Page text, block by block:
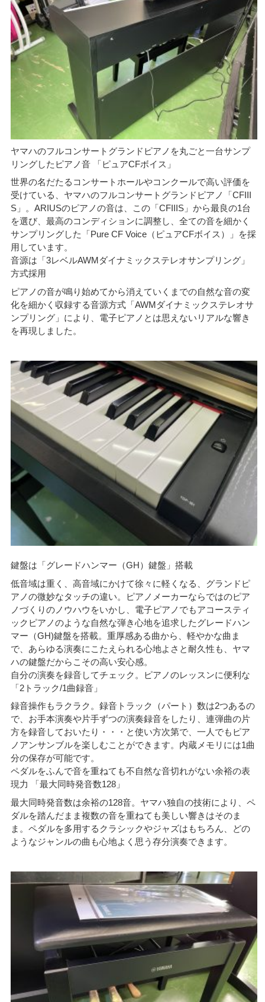
ヤマハのフルコンサートグランドピアノを丸ごと一台サンプ
リングしたピアノ音 「ピュアCFボイス」
世界の名だたるコンサートホールやコンクールで高い評価を
受けている、ヤマハのフルコンサートグランドピアノ「CFIII
S」。ARIUSのピアノの音は、この「CFIIIS」から最良の1台
を選び、最高のコンディションに調整し、全ての音を細かく
サンプリングした「Pure CF Voice（ピュアCFボイス）」を採
用しています。
音源は「3レベルAWMダイナミックステレオサンプリング」
方式採用
ピアノの音が鳴り始めてから消えていくまでの自然な音の変
化を細かく収録する音源方式「AWMダイナミックステレオサ
ンプリング」により、電子ピアノとは思えないリアルな響き
を再現しました。
鍵盤は「グレードハンマー（GH）鍵盤」搭載
低音域は重く、高音域にかけて徐々に軽くなる、グランドピ
アノの微妙なタッチの違い。ピアノメーカーならではのピア
ノづくりのノウハウをいかし、電子ピアノでもアコースティ
ックピアノのような自然な弾き心地を追求したグレードハン
マー（GH)鍵盤を搭載。重厚感ある曲から、軽やかな曲ま
で、あらゆる演奏にこたえられる心地よさと耐久性も、ヤマ
ハの鍵盤だからこその高い安心感。
自分の演奏を録音してチェック。ピアノのレッスンに便利な
「2トラック/1曲録音」
録音操作もラクラク。録音トラック（パート）数は2つあるの
で、お手本演奏や片手ずつの演奏録音をしたり、連弾曲の片
方を録音しておいたり・・・と使い方次第で、一人でもピア
ノアンサンブルを楽しむことができます。内蔵メモリには1曲
分の保存が可能です。
ペダルをふんで音を重ねても不自然な音切れがない余裕の表
現力 「最大同時発音数128」
最大同時発音数は余裕の128音。ヤマハ独自の技術により、ペ
ダルを踏んだまま複数の音を重ねても美しい響きはそのま
ま。ペダルを多用するクラシックやジャズはもちろん、どの
ようなジャンルの曲も心地よく思う存分演奏できます。